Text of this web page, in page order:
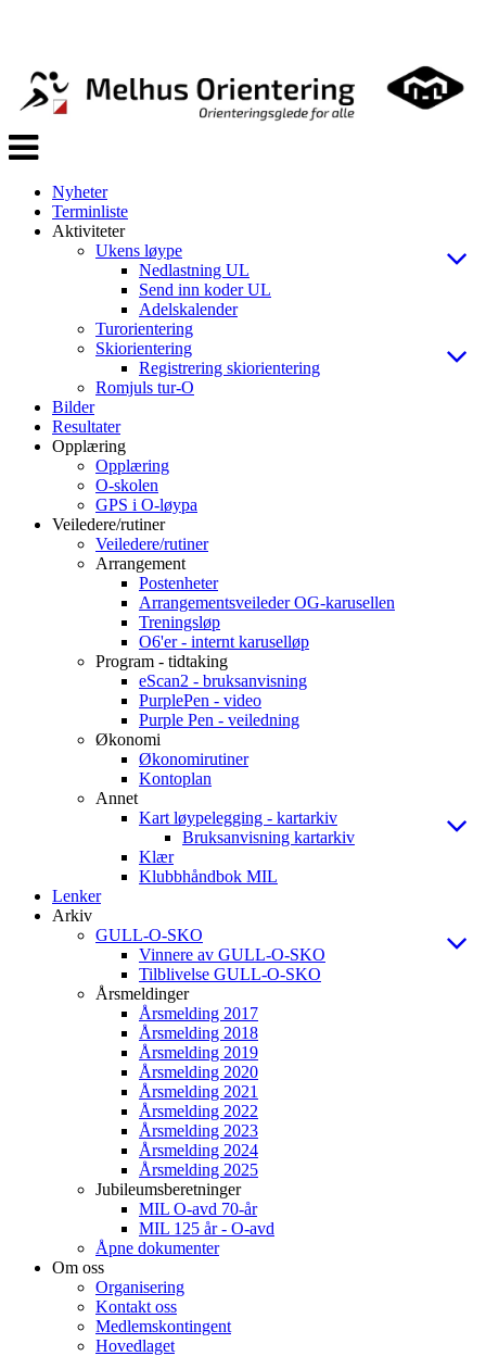
Veksle
navigasjon
Nyheter
Terminliste
Aktiviteter
Ukens løype
Nedlastning UL
Send inn koder UL
Adelskalender
Turorientering
Skiorientering
Registrering skiorientering
Romjuls tur-O
Bilder
Resultater
Opplæring
Opplæring
O-skolen
GPS i O-løypa
Veiledere/rutiner
Veiledere/rutiner
Arrangement
Postenheter
Arrangementsveileder OG-karusellen
Treningsløp
O6'er - internt karuselløp
Program - tidtaking
eScan2 - bruksanvisning
PurplePen - video
Purple Pen - veiledning
Økonomi
Økonomirutiner
Kontoplan
Annet
Kart løypelegging - kartarkiv
Bruksanvisning kartarkiv
Klær
Klubbhåndbok MIL
Lenker
Arkiv
GULL-O-SKO
Vinnere av GULL-O-SKO
Tilblivelse GULL-O-SKO
Årsmeldinger
Årsmelding 2017
Årsmelding 2018
Årsmelding 2019
Årsmelding 2020
Årsmelding 2021
Årsmelding 2022
Årsmelding 2023
Årsmelding 2024
Årsmelding 2025
Jubileumsberetninger
MIL O-avd 70-år
MIL 125 år - O-avd
Åpne dokumenter
Om oss
Organisering
Kontakt oss
Medlemskontingent
Hovedlaget